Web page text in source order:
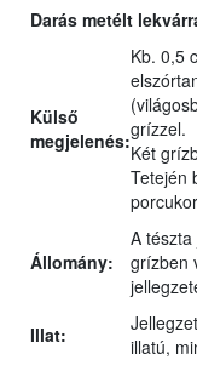
Darás metélt
Külső
megjelenés:
Kb. 0,5
grízzel.
Két
Tetején
Állomány:
A
grízben
Illat:
illatú,